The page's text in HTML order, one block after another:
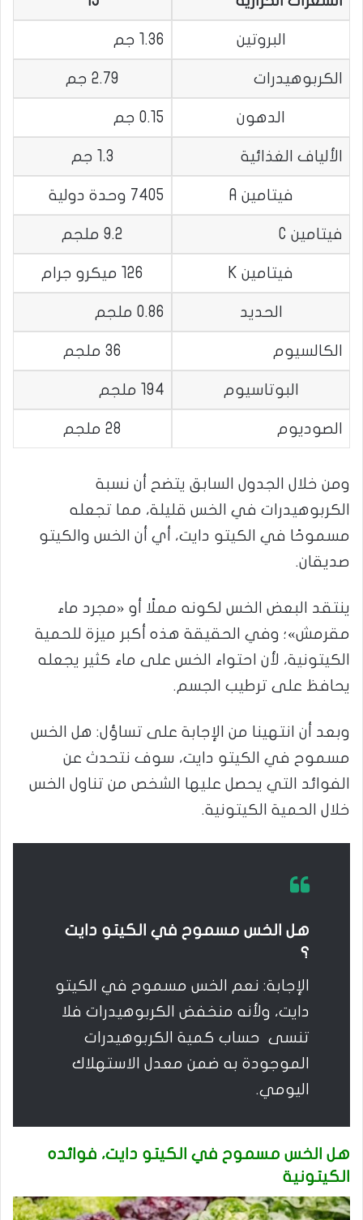
البروتين 1.36 جم
الكربوهيدرات 2.79 جم
الدهون 0.15 جم
الألياف الغذائية 1.3 جم
فيتامين A 7405 وحدة دولية
فيتامين C 9.2 ملجم
فيتامين K 126 ميكرو جرام
الحديد 0.86 ملجم
الكالسيوم 36 ملجم
البوتاسيوم 194 ملجم
الصوديوم 28 ملجم
ومن خلال الجدول السابق يتضح أن نسبة
الكربوهيدرات في الخس قليلة، مما تجعله
مسموحًا في الكيتو دايت، أي أن الخس والكيتو
صديقان.
ينتقد البعض الخس لكونه مملًا أو «مجرد ماء
مقرمش»؛ وفي الحقيقة هذه أكبر ميزة للحمية
الكيتونية، لأن احتواء الخس على ماء كثير يجعله
يحافظ على ترطيب الجسم.
وبعد أن انتهينا من الإجابة على تساؤل: هل الخس
مسموح في الكيتو دايت، سوف نتحدث عن
الفوائد التي يحصل عليها الشخص من تناول الخس
خلال الحمية الكيتونية.
هل الخس مسموح في الكيتو دايت
؟
الإجابة: نعم الخس مسموح في الكيتو
دايت، ولأنه منخفض الكربوهيدرات فلا
تنسى حساب كمية الكربوهيدرات
الموجودة به ضمن معدل الاستهلاك
اليومي.
هل الخس مسموح في الكيتو دايت، فوائده
الكيتونية